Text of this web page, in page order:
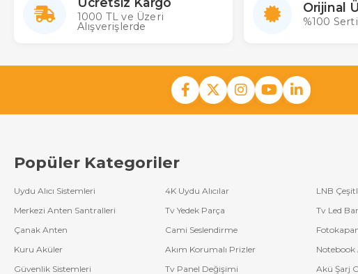
Universal Lcd
Kumanda
Kumanda
Loewe Lcd
Next & Nextstar
Uzun ömürlü tasarım
Ekonomik fiyatlar
1000 TL ve Üzeri
Alışverişlerde
Orijinal
%100
Popüler Kategoriler
Uydu Alıcı Sistemleri 4K Uydu Alıcılar LNB
Merkezi Anten Santralleri
Tv Yedek Parça Tv Led Bar
Çanak Anten
Cami Seslendirme
Kuru Aküler
Akım Korumalı Prizler
Güvenlik Sistemleri
Tv Panel Değişimi Akü Şarj